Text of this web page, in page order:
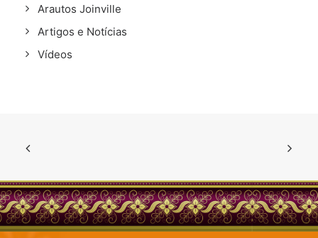
Arautos Joinville
Artigos e Notícias
Vídeos